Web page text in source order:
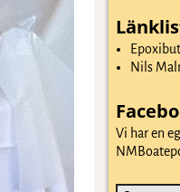
Nils
Vi har en